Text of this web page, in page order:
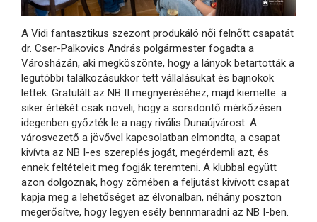
A Vidi fantasztikus szezont produkáló női felnőtt csapatát
dr. Cser-Palkovics András polgármester fogadta a
Városházán, aki megköszönte, hogy a lányok betartották a
legutóbbi találkozásukkor tett vállalásukat és bajnokok
lettek. Gratulált az NB II megnyeréséhez, majd kiemelte: a
siker értékét csak növeli, hogy a sorsdöntő mérkőzésen
idegenben győzték le a nagy rivális Dunaújvárost. A
városvezető a jövővel kapcsolatban elmondta, a csapat
kivívta az NB I-es szereplés jogát, megérdemli azt, és
ennek feltételeit meg fogják teremteni. A klubbal együtt
azon dolgoznak, hogy zömében a feljutást kivívott csapat
kapja meg a lehetőséget az élvonalban, néhány poszton
megerősítve, hogy legyen esély bennmaradni az NB I-ben.